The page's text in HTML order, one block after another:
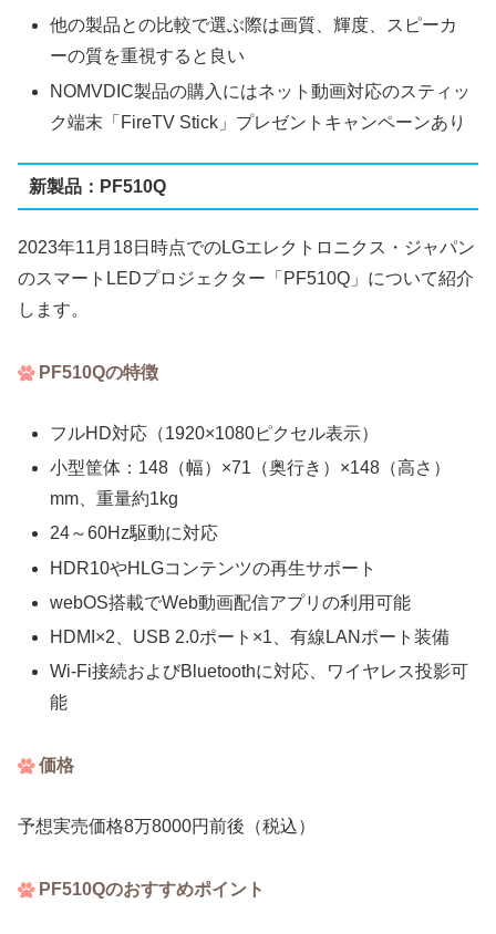
他の製品との比較で選ぶ際は画質、輝度、スピーカ
ーの質を重視すると良い
NOMVDIC製品の購入にはネット動画対応のスティッ
ク端末「FireTV Stick」プレゼントキャンペーンあり
新製品：PF510Q
2023年11月18日時点でのLGエレクトロニクス・ジャパン
のスマートLEDプロジェクター「PF510Q」について紹介
します。
PF510Qの特徴
フルHD対応（1920×1080ピクセル表示）
小型筐体：148（幅）×71（奥行き）×148（高さ）
mm、重量約1kg
24～60Hz駆動に対応
HDR10やHLGコンテンツの再生サポート
webOS搭載でWeb動画配信アプリの利用可能
HDMI×2、USB 2.0ポート×1、有線LANポート装備
Wi-Fi接続およびBluetoothに対応、ワイヤレス投影可
能
価格
予想実売価格8万8000円前後（税込）
PF510Qのおすすめポイント